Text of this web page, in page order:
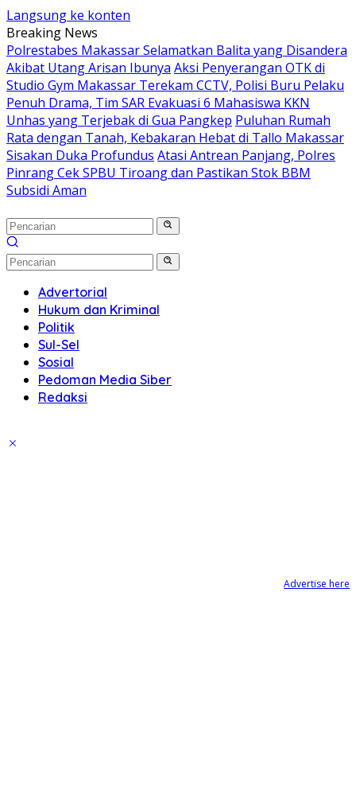
Langsung ke konten
Breaking News
Polrestabes Makassar Selamatkan Balita yang Disandera
Akibat Utang Arisan Ibunya Aksi Penyerangan OTK di
Studio Gym Makassar Terekam CCTV, Polisi Buru Pelaku
Penuh Drama, Tim SAR Evakuasi 6 Mahasiswa KKN
Unhas yang Terjebak di Gua Pangkep Puluhan Rumah
Rata dengan Tanah, Kebakaran Hebat di Tallo Makassar
Sisakan Duka Profundus Atasi Antrean Panjang, Polres
Pinrang Cek SPBU Tiroang dan Pastikan Stok BBM
Subsidi Aman
Advertorial
Hukum dan Kriminal
Politik
Sul-Sel
Sosial
Pedoman Media Siber
Redaksi
Advertise here